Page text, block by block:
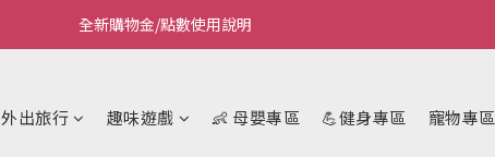
Welcome~私藏生活~
全新購物金/點數使用說明
外出旅行 趣味遊戲 👶 母嬰專區 💪健身專區
寵物專區